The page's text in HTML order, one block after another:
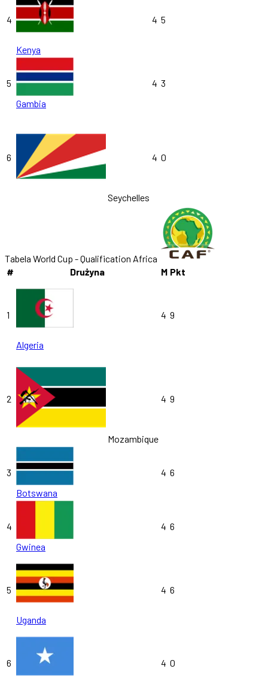
4
Kenya
4 5
5
Gambia
4 3
6
Seychelles
4 0
Tabela World Cup - Qualification Africa
#
Drużyna M Pkt
1
Algeria
4 9
2
Mozambique
4 9
3
Botswana
4 6
4
Gwinea
4 6
5
Uganda
4 6
6 4 0